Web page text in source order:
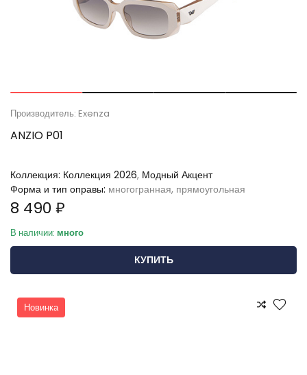
Производитель: Exenza
ANZIO P01
Коллекция: Коллекция 2026, Модный Акцент
Форма и тип оправы: многогранная, прямоугольная
8 490 ₽
В наличии: много
КУПИТЬ
Новинка